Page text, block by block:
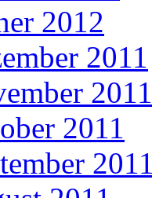
2012
2011
2011
2011
2011